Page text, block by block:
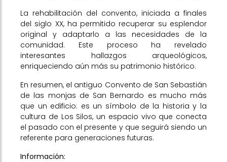
La rehabilitación del convento, iniciada a finales
del siglo XX, ha permitido recuperar su esplendor
original y adaptarlo a las necesidades de la
comunidad. Este proceso ha revelado
interesantes hallazgos arqueológicos,
enriqueciendo aún más su patrimonio histórico.
En resumen, el antiguo Convento de San Sebastián
de las monjas de San Bernardo es mucho más
que un edificio: es un símbolo de la historia y la
cultura de Los Silos, un espacio vivo que conecta
el pasado con el presente y que seguirá siendo un
referente para generaciones futuras.
Información: